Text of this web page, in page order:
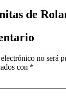
de
no será
con *